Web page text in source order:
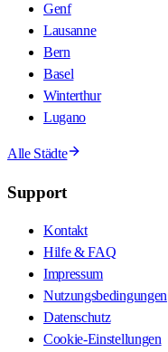
Genf
Lausanne
Bern
Basel
Winterthur
Lugano
Alle Städte
Support
Kontakt
Hilfe & FAQ
Impressum
Nutzungsbedingungen
Datenschutz
Cookie-Einstellungen